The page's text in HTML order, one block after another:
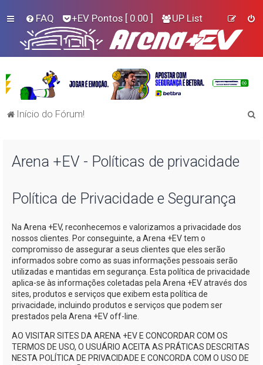
FAQ +EV Pontos [ 0.00 ] UP List
Início do Fórum!
Arena +EV - Políticas de privacidade
Política de Privacidade e Segurança
Na Arena +EV, reconhecemos e valorizamos a privacidade dos
nossos clientes. Por conseguinte, a Arena +EVtem o
compromisso de assegurar a seus clientes que eles serão
informados sobre como as suas informações pessoais serão
utilizadas e mantidas em segurança. Esta política de privacidade
aplica-se às informações coletadas pela Arena +EVatravés dos
sites, produtos e serviços que exibem esta política de
privacidade, incluindo produtos e serviços que podem ser
prestados pela Arena +EVoff-line.
AO VISITAR SITES DA ARENA +EVE CONCORDAR COM OS
TERMOS DE USO, O USUÁRIO ACEITA AS PRÁTICAS DESCRITAS
NESTA POLÍTICA DE PRIVACIDADE E CONCORDA COM O USO DE